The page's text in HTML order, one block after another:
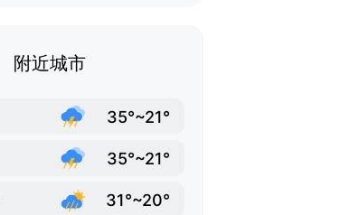
附近城市
35°~21°
35°~21°
31°~20°